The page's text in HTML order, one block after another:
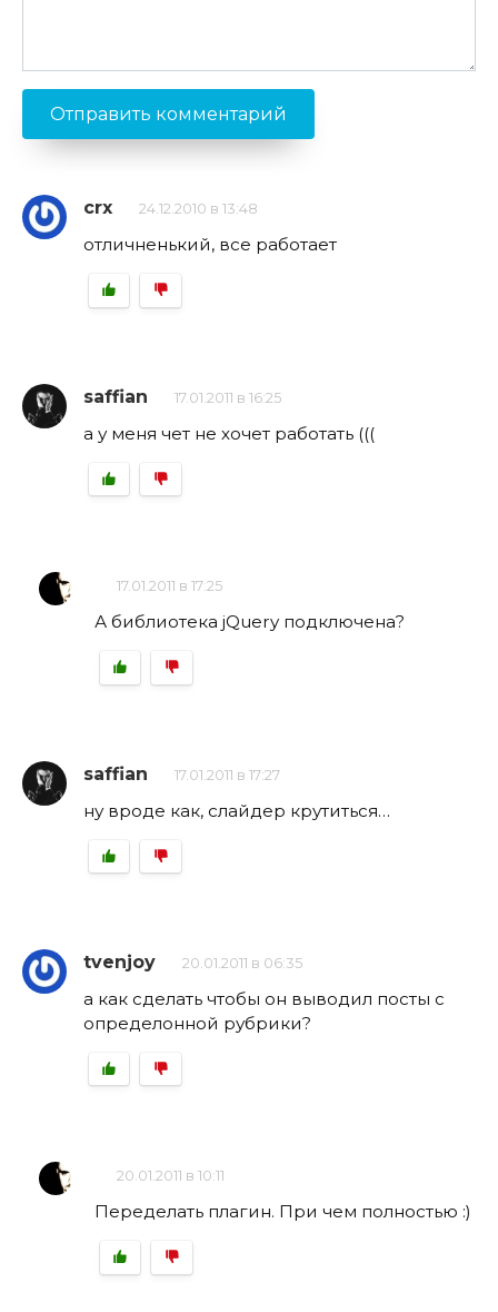
crx 24.12.2010 в 13:48
отличненький, все работает
saffian 17.01.2011 в 16:25
а у меня чет не хочет работать (((
17.01.2011 в 17:25
А библиотека jQuery подключена?
saffian 17.01.2011 в 17:27
ну вроде как, слайдер крутиться…
tvenjoy 20.01.2011 в 06:35
а как сделать чтобы он выводил посты с
определонной рубрики?
20.01.2011 в 10:11
Переделать плагин. При чем полностью :)